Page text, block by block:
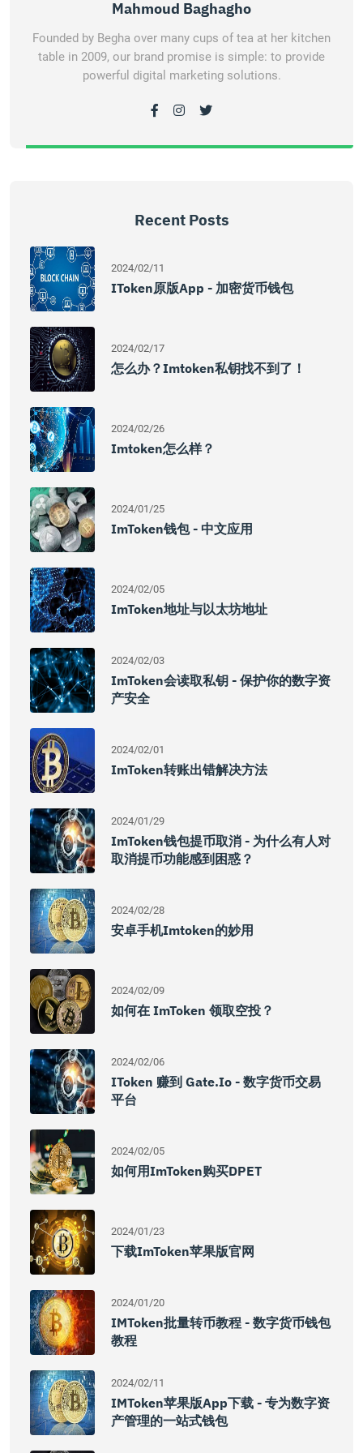
Mahmoud Baghagho
Founded by Begha over many cups of tea at her kitchen
table in 2009, our brand promise is simple: to provide
powerful digital marketing solutions.
Recent Posts
2024/02/11
IToken原版App - 加密货币钱包
2024/02/17
怎么办？imtoken私钥找不到了！
2024/02/26
Imtoken怎么样？
2024/01/25
ImToken钱包 - 中文应用
2024/02/05
ImToken地址与以太坊地址
2024/02/03
ImToken会读取私钥 - 保护你的数字资
产安全
2024/02/01
ImToken转账出错解决方法
2024/01/29
ImToken钱包提币取消 - 为什么有人对
取消提币功能感到困惑？
2024/02/28
安卓手机imtoken的妙用
2024/02/09
如何在 ImToken 领取空投？
2024/02/06
IToken 赚到 Gate.io - 数字货币交易
平台
2024/02/05
如何用imToken购买DPET
2024/01/23
下载imToken苹果版官网
2024/01/20
IMToken批量转币教程 - 数字货币钱包
教程
2024/02/11
IMToken苹果版App下载 - 专为数字资
产管理的一站式钱包